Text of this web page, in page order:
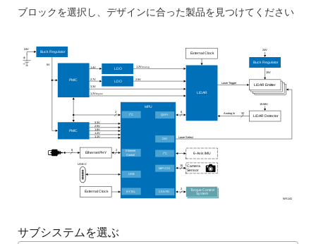
超高周波LiDARポーリングをサポートする電源設計
ブロックを選択し、デザインに合った製品を見つけてください
interactive
block
diagram
3.3V
2.5V
1.8V
1.2V
1.1V
6
1.4V
2.7V
3.3V
1.2VDigital
1.2VAnalog
2.5V
Laser Trigger
15V
Ethernet PHY
2
PMIC
PMIC
External Clock
LiDAR
LiDAR Detector
WS141
24V
5V
Camera
Sensor
8 2
15
24V
32
Analog In
15-58V
2
6-Axis IMU
USB-C
LiDAR Emitter
Laser Select
Torque Control
System
Torque Control
System
Buck Regulator
LDO
LDO
Buck Regulator External Clock
MPU
I2C
EXTAL
QSPI
Ethernet
Control
CAN FD
I2C
MIPI CSI
USB
DIO
サブシステムを選ぶ